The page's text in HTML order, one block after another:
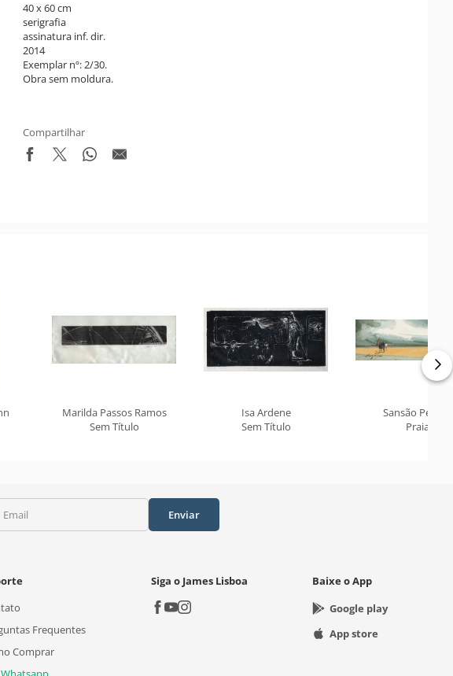
40 x 60 cm
serigrafia
assinatura inf. dir.
2014
Exemplar nº: 2/30.
Obra sem moldura.
Compartilhar
Marilda Passos Ramos
Sem Título
Isa Ardene
Sem Título
Sansão Pereira
Praia
Email Enviar
Frequentes
Comprar
Siga o James Lisboa
Baixe o App
Google play
App store